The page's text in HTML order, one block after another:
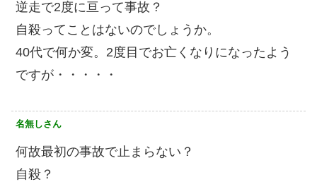
逆走で2度に亘って事故？
自殺ってことはないのでしょうか。
40代で何か変。2度目でお亡くなりになったよう
ですが・・・・・
名無しさん
何故最初の事故で止まらない？
自殺？